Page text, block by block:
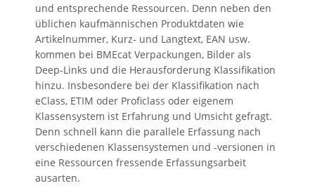
und entsprechende Ressourcen. Denn neben den
üblichen kaufmännischen Produktdaten wie
Artikelnummer, Kurz- und Langtext, EAN usw.
kommen bei BMEcat Verpackungen, Bilder als
Deep-Links und die Herausforderung Klassifikation
hinzu. Insbesondere bei der Klassifikation nach
eClass, ETIM oder Proficlass oder eigenem
Klassensystem ist Erfahrung und Umsicht gefragt.
Denn schnell kann die parallele Erfassung nach
verschiedenen Klassensystemen und -versionen in
eine Ressourcen fressende Erfassungsarbeit
ausarten.